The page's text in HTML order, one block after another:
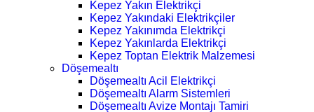
Kepez Yakın Elektrikçi
Kepez Yakındaki Elektrikçiler
Kepez Yakınımda Elektrikçi
Kepez Yakınlarda Elektrikçi
Kepez Toptan Elektrik Malzemesi
Döşemealtı
Döşemealtı Acil Elektrikçi
Döşemealtı Alarm Sistemleri
Döşemealtı Avize Montajı Tamiri